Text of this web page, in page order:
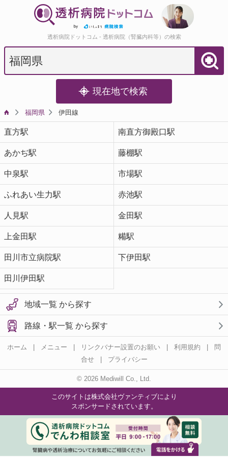
透析病院ドットコム - 透析病院（腎臓内科等）の検索
現在地で検索
福岡県 伊田線
直方駅 南直方御殿口駅
あかぢ駅 藤棚駅
中泉駅 市場駅
ふれあい生力駅 赤池駅
人見駅 金田駅
上金田駅 糒駅
田川市立病院駅 下伊田駅
田川伊田駅
地域一覧 から探す
路線・駅一覧 から探す
ホーム | メニュー | リンクバナー設置のお願い | 利用規約 |
問
合せ
| プライバシー
© 2026 Mediwill Co., Ltd.
このサイトは株式会社ヴァンティブにより
スポンサードされています。